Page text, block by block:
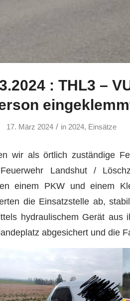
: THL3 –
17. März 2024 / in 2024, Einsätze
wir als örtlich zuständige
Landshut /
einem PKW und einem
die Einsatzstelle ab,
hydraulischem Gerät aus
abgesichert und die